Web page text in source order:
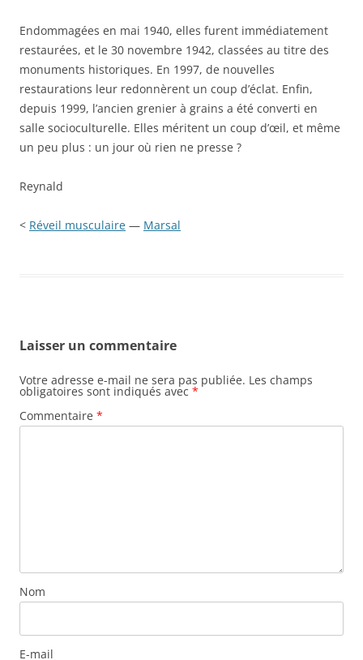
Endommagées en mai 1940, elles furent immédiatement
restaurées, et le 30 novembre 1942, classées au titre des
monuments historiques. En 1997, de nouvelles
restaurations leur redonnèrent un coup d’éclat. Enfin,
depuis 1999, l’ancien grenier à grains a été converti en
salle socioculturelle. Elles méritent un coup d’œil, et même
un peu plus : un jour où rien ne presse ?
Reynald
< Réveil musculaire — Marsal
Laisser un commentaire
Votre adresse e-mail ne sera pas publiée. Les champs
obligatoires sont indiqués avec *
Commentaire *
Nom
E-mail